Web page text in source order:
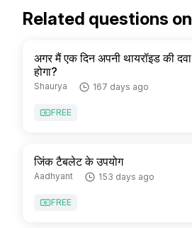
Related questions
अगर मैं एक दिन अपनी थायरॉइड की
होगा?
Shaurya 167 days ago
FREE
जिंक टैबलेट के उपयोग
Aadhyant 153 days ago
FREE